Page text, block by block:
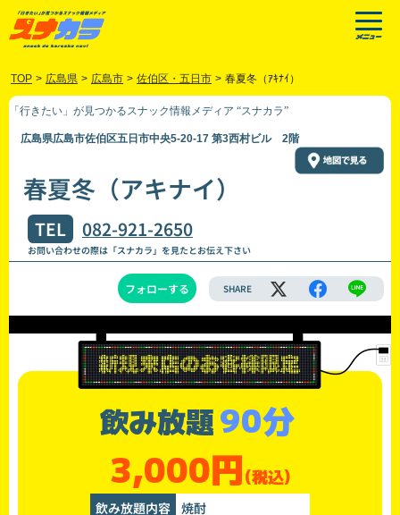
TOP > 広島県 > 広島市 > 佐伯区・五日市 > 春夏冬（ｱｷﾅｲ）
「行きたい」が見つかるスナック情報メディア “スナカラ”
広島県広島市佐伯区五日市中央5-20-17 第3西村ビル 2階
春夏冬（アキナイ）
TEL 082-921-2650
お問い合わせの際は「スナカラ」を見たとお伝え下さい
フォローする SHARE
飲み放題90分
3,000円(税込)
飲み放題内容 焼酎